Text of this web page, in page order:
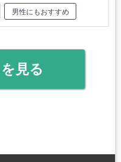
男性にもおすすめ
見る